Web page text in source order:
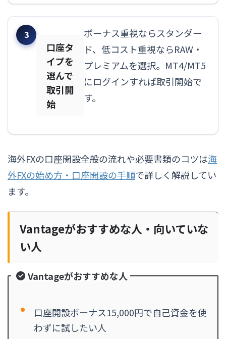
口座タ
イプを
選んで
取引開
始
ボーナス重視ならスタンダー
ド、低コスト重視ならRAW・
プレミアムを選択。MT4/MT5
にログインすれば取引開始で
す。
海外FXの口座開設全般の流れや必要書類のコツは海
外FXの始め方・口座開設の手順で詳しく解説してい
ます。
Vantageがおすすめな人・向いていな
い人
Vantageがおすすめな人
口座開設ボーナス15,000円で自己資金を使
わずに試したい人